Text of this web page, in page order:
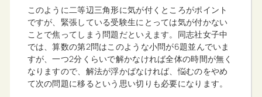
このように二等辺三角形に気が付くところがポイント
ですが、緊張している受験生にとっては気が付かない
ことで焦ってしまう問題だといえます。同志社女子中
では、算数の第2問はこのような小問が6題並んでいま
すが、一つ2分くらいで解かなければ全体の時間が無く
なりますので、解法が浮かばなければ、悩むのをやめ
て次の問題に移るという思い切りも必要になります。